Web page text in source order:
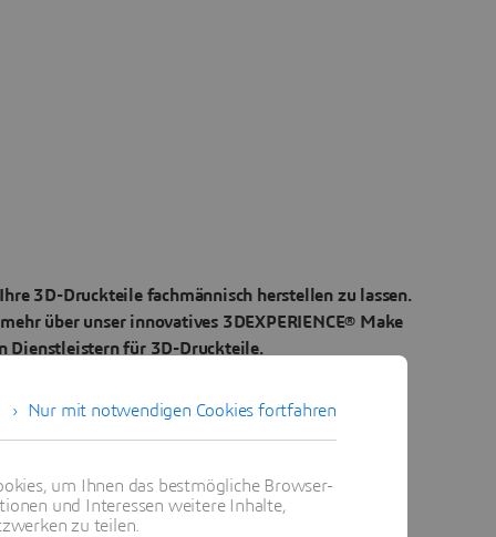
3D-Druckteile fachmännisch herstellen zu lassen.
über unser innovatives 3DEXPERIENCE® Make
Dienstleistern für 3D-Druckteile.
Druck-Service
Nur mit notwendigen Cookies fortfahren
um Ihnen das bestmögliche Browser-
und Interessen weitere Inhalte,
zu teilen.